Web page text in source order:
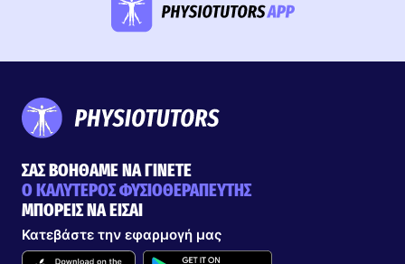
ΣΑΣ ΒΟΗΘΑΜΕ ΝΑ ΓΙΝΕΤΕ
Ο ΚΑΛΥΤΕΡΟΣ ΦΥΣΙΟΘΕΡΑΠΕΥΤΗΣ
ΜΠΟΡΕΙΣ ΝΑ ΕΙΣΑΙ
Κατεβάστε την εφαρμογή μας